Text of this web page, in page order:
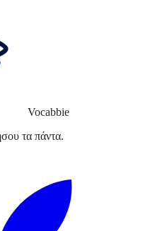
Vocabbie
τα πάντα.